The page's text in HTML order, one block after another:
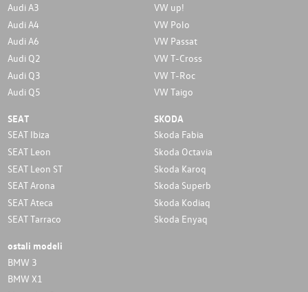
Audi A3
Audi A4
Audi A6
Audi Q2
Audi Q3
Audi Q5
VW up!
VW Polo
VW Passat
VW T-Cross
VW T-Roc
VW Taigo
SEAT
SEAT Ibiza
SEAT Leon
SEAT Leon ST
SEAT Arona
SEAT Ateca
SEAT Tarraco
SKODA
Skoda Fabia
Skoda Octavia
Skoda Karoq
Skoda Superb
Skoda Kodiaq
Skoda Enyaq
ostali modeli
BMW 3
BMW X1